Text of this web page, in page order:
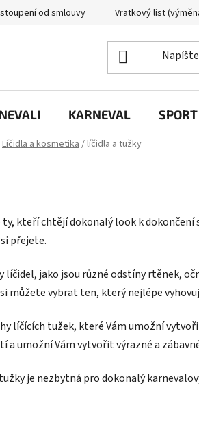
od smlouvy Vratkový list
KARNEVAL SPORT
Líčidla a kosmetika/líčidla a tužky
kteří chtějí dokonalý look k
přejete.
jako jsou různé odstíny rtěnek,
můžete vybrat ten, který nejlépe
líčících tužek, které Vám umožní
a umožní Vám vytvořit výrazné a
je nezbytná pro dokonalý